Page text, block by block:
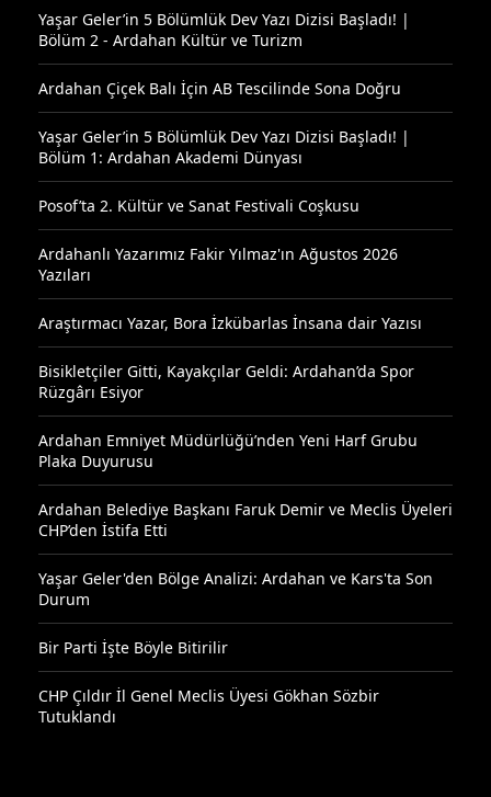
Yaşar Geler’in 5 Bölümlük Dev Yazı Dizisi Başladı! |
Bölüm 2 - Ardahan Kültür ve Turizm
Ardahan Çiçek Balı İçin AB Tescilinde Sona Doğru
Yaşar Geler’in 5 Bölümlük Dev Yazı Dizisi Başladı! |
Bölüm 1: Ardahan Akademi Dünyası
Posof’ta 2. Kültür ve Sanat Festivali Coşkusu
Ardahanlı Yazarımız Fakir Yılmaz'ın Ağustos 2026
Yazıları
Araştırmacı Yazar, Bora İzkübarlas İnsana dair Yazısı
Bisikletçiler Gitti, Kayakçılar Geldi: Ardahan’da Spor
Rüzgârı Esiyor
Ardahan Emniyet Müdürlüğü’nden Yeni Harf Grubu
Plaka Duyurusu
Ardahan Belediye Başkanı Faruk Demir ve Meclis Üyeleri
CHP’den İstifa Etti
Yaşar Geler'den Bölge Analizi: Ardahan ve Kars'ta Son
Durum
Bir Parti İşte Böyle Bitirilir
CHP Çıldır İl Genel Meclis Üyesi Gökhan Sözbir
Tutuklandı